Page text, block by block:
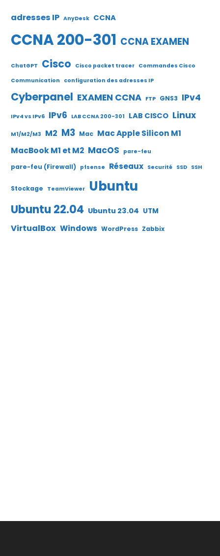
adresses IP AnyDesk CCNA
CCNA 200-301 CCNA EXAMEN
ChatGPT Cisco Cisco packet tracer Commandes Cisco
Communication
configuration des adresses IP
Cyberpanel EXAMEN CCNA FTP GNS3 IPv4
IPv4 vs IPv6 IPv6 LAB CCNA 200-301 LAB CISCO Linux
M1/M2/M3 M2 M3 Mac Mac Apple Silicon M1
MacBook M1 et M2 MacOS pare-feu
pare-feu (Firewall) pfsense Réseaux Securité SSD SSH
Stockage TeamViewer Ubuntu
Ubuntu 22.04 Ubuntu 23.04 UTM
VirtualBox Windows WordPress Zabbix